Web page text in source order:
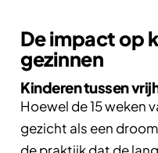
De impact op
gezinnen
Kinderen tussen
Hoewel de 15 weken
gezicht als een